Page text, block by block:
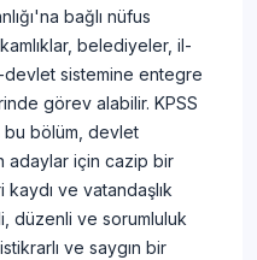
bağlı nüfus
belediyeler, il-
devlet sistemine entegre
görev alabilir. KPSS
bu bölüm, devlet
adaylar için cazip bir
ve vatandaşlık
düzenli ve sorumluluk
ve saygın bir